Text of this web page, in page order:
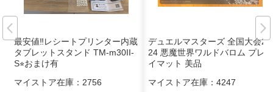
最安値‼︎レシートプリンター内蔵
タブレットスタンド TM-m30II-
S⭐︎おまけ有
マイストア在庫： 2756
デュエルマスターズ 全国大会20
24 悪魔世界ワルドバロム プレ
イマット 美品
マイストア在庫： 4247